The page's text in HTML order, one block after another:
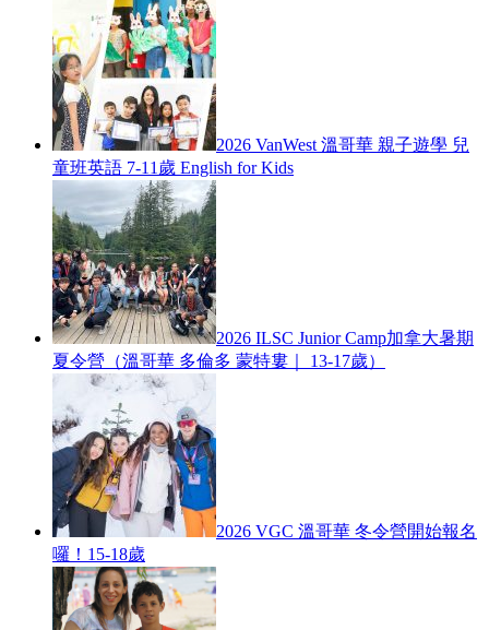
2026 VanWest 溫哥華 親子遊學 兒
童班英語 7-11歲 English for Kids
2026 ILSC Junior Camp加拿大暑期
夏令營（溫哥華 多倫多 蒙特婁｜ 13-17歲）
2026 VGC 溫哥華 冬令營開始報名
囉！15-18歲